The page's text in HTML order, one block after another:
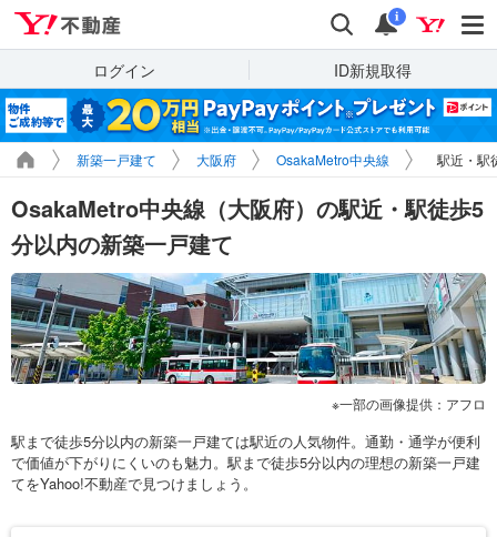
検索 通知
i
ログイン ID新規取得
新築一戸建て 大阪府 OsakaMetro中央線 駅近・駅
OsakaMetro中央線（大阪府）の駅近・駅徒歩5
分以内の新築一戸建て
一部の画像提供：アフロ
駅まで徒歩5分以内の新築一戸建ては駅近の人気物件。通勤・通学が便利
で価値が下がりにくいのも魅力。駅まで徒歩5分以内の理想の新築一戸建
てをYahoo!不動産で見つけましょう。